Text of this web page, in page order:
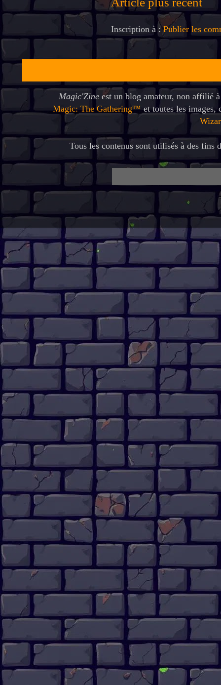
Inscription à :Publier les
Magic'Zineest un blog amateur, non affilié
Magic: The Gathering™et toutes les images,
Tous les contenus sont utilisés à des